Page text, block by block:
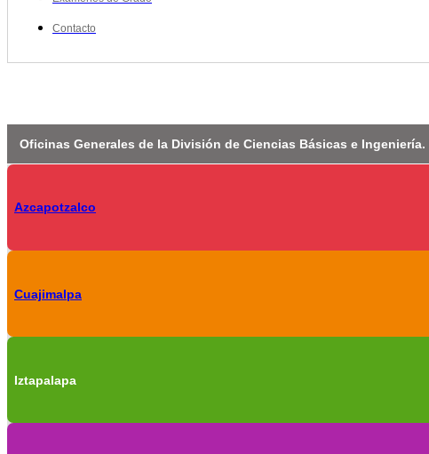
Contacto
Oficinas Generales de la División de Ciencias Básicas e Ingeniería.
Azcapotzalco
Cuajimalpa
Iztapalapa